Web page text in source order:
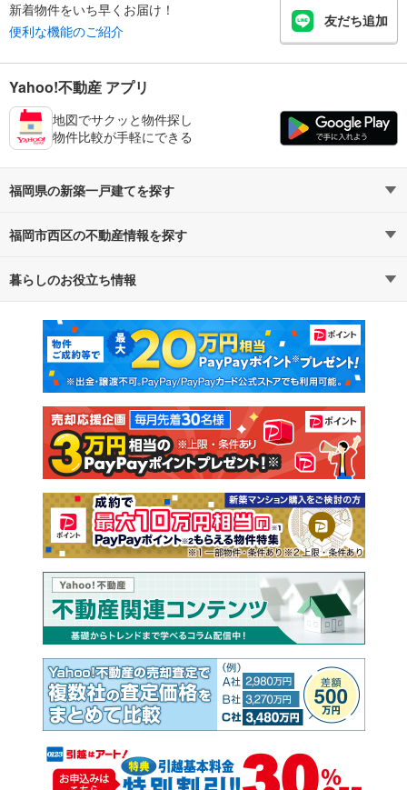
新着物件をいち早くお届け！
便利な機能のご紹介
友だち追加
Yahoo!不動産 アプリ
地図でサクッと物件探し
物件比較が手軽にできる
福岡県の新築一戸建てを探す
路線・駅から探す
通勤・通学時間から探す
福岡市西区の不動産情報を探す
不動産・住宅
新築マンション 中古マンション
新築一戸建て 中古一戸建て
注文住宅 土地
売却査定
暮らしのお役立ち情報
マンションカタログ 教えて！住まいの先生